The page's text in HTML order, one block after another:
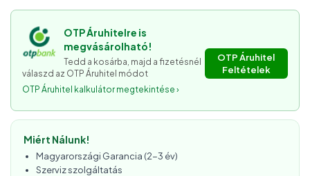
OTP Áruhitelre is
megvásárolható!
Tedd a kosárba, majd a fizetésnél
válaszd az OTP Áruhitel módot
OTP Áruhitel kalkulátor megtekintése ›
OTP Áruhitel
Feltételek
Miért Nálunk!
Magyarországi Garancia (2-3 év)
Szerviz szolgáltatás